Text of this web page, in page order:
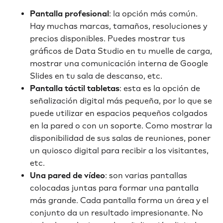
Pantalla profesional: la opción más común.
Hay muchas marcas, tamaños, resoluciones y
precios disponibles. Puedes mostrar tus
gráficos de Data Studio en tu muelle de carga,
mostrar una comunicación interna de Google
Slides en tu sala de descanso, etc.
Pantalla táctil tabletas: esta es la opción de
señalización digital más pequeña, por lo que se
puede utilizar en espacios pequeños colgados
en la pared o con un soporte. Como mostrar la
disponibilidad de sus salas de reuniones, poner
un quiosco digital para recibir a los visitantes,
etc.
Una pared de vídeo: son varias pantallas
colocadas juntas para formar una pantalla
más grande. Cada pantalla forma un área y el
conjunto da un resultado impresionante. No